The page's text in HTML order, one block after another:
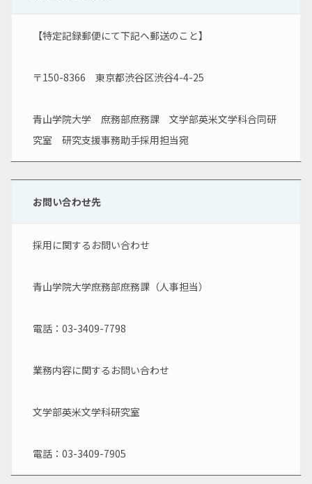
【特定記録郵便にて下記へ郵送のこと】
〒150-8366　東京都渋谷区渋谷4-4-25
青山学院大学　庶務部庶務課　文学部英米文学科合同研
究室　研究支援事務助手採用担当宛
お問い合わせ先
採用に関するお問い合わせ
青山学院大学庶務部庶務課（人事担当）
電話：03-3409-7798
業務内容に関するお問い合わせ
文学部英米文学科研究室
電話：03-3409-7905